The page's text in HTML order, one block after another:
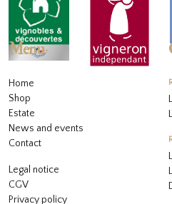
Menu
Home
Shop
Estate
News and events
Contact
Legal notice
CGV
Privacy policy